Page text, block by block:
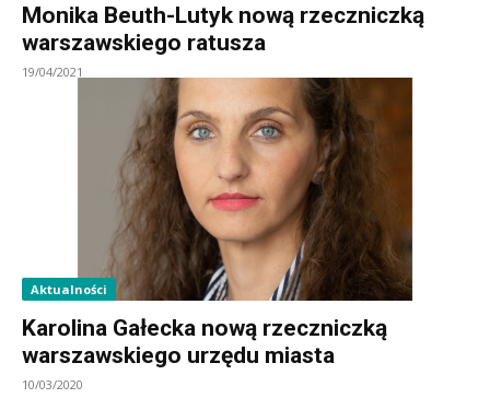
Monika Beuth-Lutyk nową rzeczniczką
warszawskiego ratusza
19/04/2021
Aktualności
Karolina Gałecka nową rzeczniczką
warszawskiego urzędu miasta
10/03/2020